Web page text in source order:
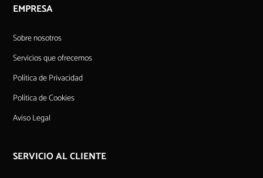
EMPRESA
Sobre nosotros
Servicios que ofrecemos
Política de Privacidad
Política de Cookies
Aviso Legal
SERVICIO AL CLIENTE